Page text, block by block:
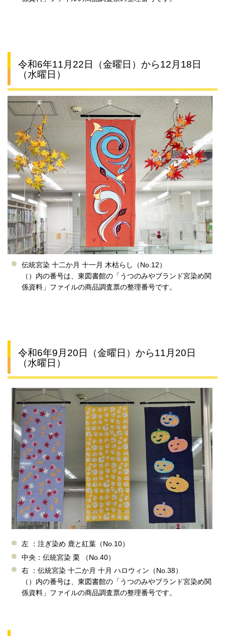
令和6年11月22日（金曜日）から12月18日
（水曜日）
伝統宮染 十二か月 十一月 木枯らし（No.12）
（）内の番号は、東図書館の「うつのみやブランド宮染め関
係資料」ファイルの商品調査票の整理番号です。
令和6年9月20日（金曜日）から11月20日
（水曜日）
左 ：注ぎ染め 鹿と紅葉（No.10）
中央：伝統宮染 栗 （No.40）
右 ：伝統宮染 十二か月 十月 ハロウィン（No.38）
（）内の番号は、東図書館の「うつのみやブランド宮染め関
係資料」ファイルの商品調査票の整理番号です。